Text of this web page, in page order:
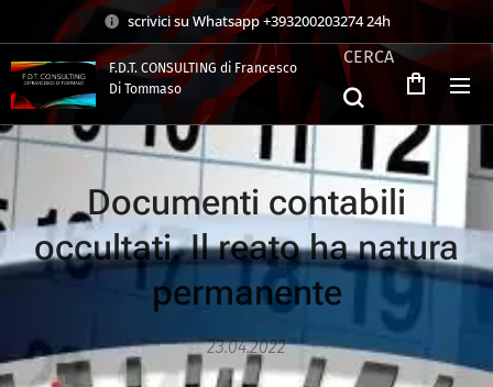
scrivici su Whatsapp +393200203274 24h
F.D.T. CONSULTING di Francesco
Di Tommaso
CERCA
Documenti contabili
occultati. Il reato ha natura
permanente
23.04.2022